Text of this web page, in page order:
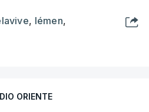
, Iémen,
ORIENTE